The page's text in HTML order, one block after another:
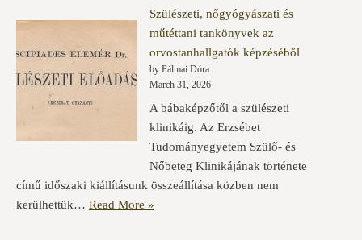
Szülészeti, nőgyógyászati és
műtéttani tankönyvek az
orvostanhallgatók képzéséből
by Pálmai Dóra
March 31, 2026
A bábaképzőtől a szülészeti
klinikáig. Az Erzsébet
Tudományegyetem Szülő- és
Nőbeteg Klinikájának története
című időszaki kiállításunk összeállítása közben nem
kerülhettük… Read More »